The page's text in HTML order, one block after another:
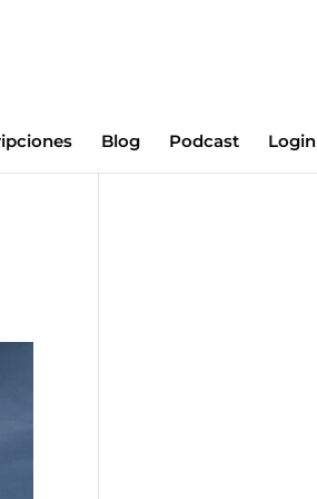
Blog Podcast Login